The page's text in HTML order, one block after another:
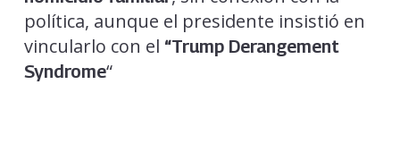
política, aunque el presidente insistió en
vincularlo con el “Trump Derangement
Syndrome“